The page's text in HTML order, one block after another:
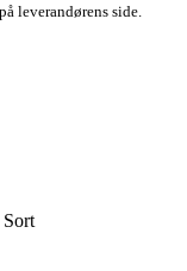
leverandørens side.